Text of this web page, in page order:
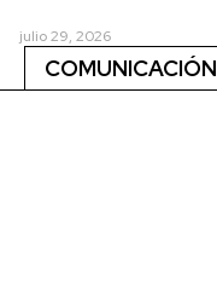
julio 29, 2026
COMUNICACIÓN